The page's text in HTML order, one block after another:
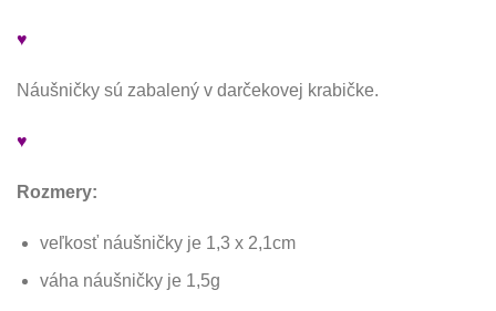
♥
Náušničky sú zabalený v darčekovej krabičke.
♥
Rozmery:
veľkosť náušničky je 1,3 x 2,1cm
váha náušničky je 1,5g